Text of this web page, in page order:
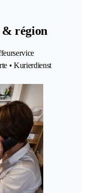
& région
• Kurierdienst